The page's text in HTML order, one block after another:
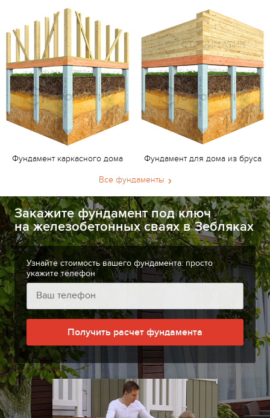
Фундамент каркасного дома Фундамент для дома из бруса
Все фундаменты
Закажите фундамент под ключ
на железобетонных сваях в Зебляках
Узнайте стоимость вашего фундамента: просто
укажите телефон
Получить расчет фундамента